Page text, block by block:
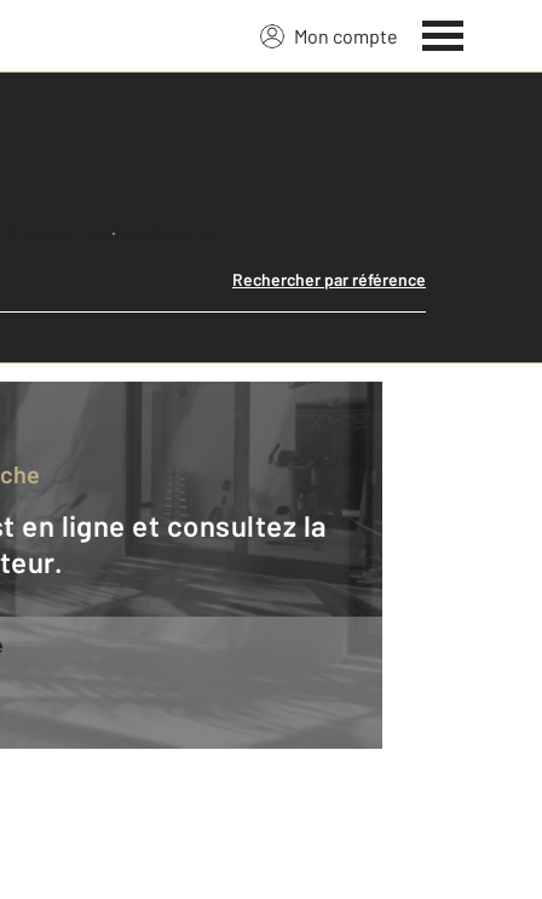
Mon compte
Lancer ma recherche
Rechercher par référence